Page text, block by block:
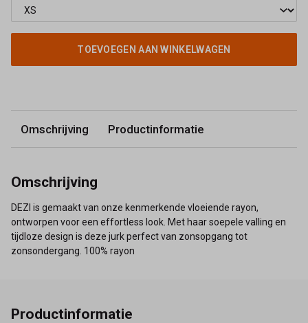
TOEVOEGEN AAN WINKELWAGEN
Omschrijving Productinformatie
Omschrijving
DEZI is gemaakt van onze kenmerkende vloeiende rayon,
ontworpen voor een effortless look. Met haar soepele valling en
tijdloze design is deze jurk perfect van zonsopgang tot
zonsondergang. 100% rayon
Productinformatie